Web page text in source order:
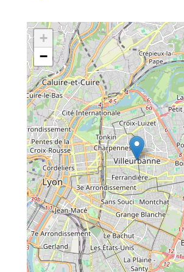
+
−